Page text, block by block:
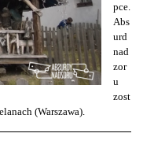
pce.
Abs
urd
nad
zor
u
zost
(Warszawa).